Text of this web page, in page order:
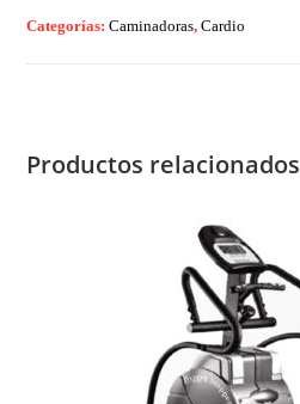
Categorías:Caminadoras,Cardio
Productos relacionados